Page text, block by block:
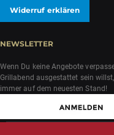
Widerruf erklären
NEWSLETTER
Wenn Du keine Angebote
Grillabend ausgestattet sein
immer auf dem neuesten Stand!